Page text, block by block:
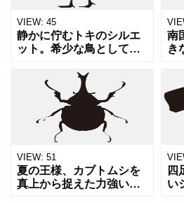
VIEW: 45
静かに佇むトキのシルエ
ット。希少な鳥としての
い脚が作り出す優美なラ
インが魅力です。自然保
護をテーマにした資料
や、和のエッセンスを取
り入れた
南
き
ン
品
ト
デ
VIEW: 51
夏の王様、カブトムシを
真上から捉えた力強いシ
四
い